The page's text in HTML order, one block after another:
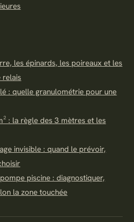
les épinards, les poireaux et les
relais
: quelle granulométrie pour une
: la règle des 3 mètres et les
invisible : quand le prévoir,
piscine : diagnostiquer,
la zone touchée